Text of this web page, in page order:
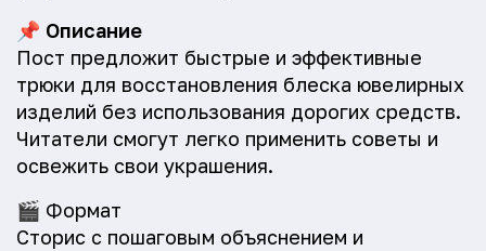
📌 Описание
Пост предложит быстрые и эффективные
трюки для восстановления блеска ювелирных
изделий без использования дорогих средств.
Читатели смогут легко применить советы и
освежить свои украшения.
🎬 Формат
Сторис с пошаговым объяснением и